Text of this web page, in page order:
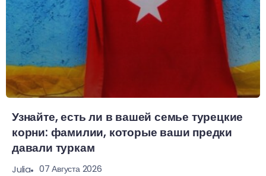
Узнайте, есть ли в вашей семье турецкие
корни: фамилии, которые ваши предки
давали туркам
Julia 07 Августа 2026